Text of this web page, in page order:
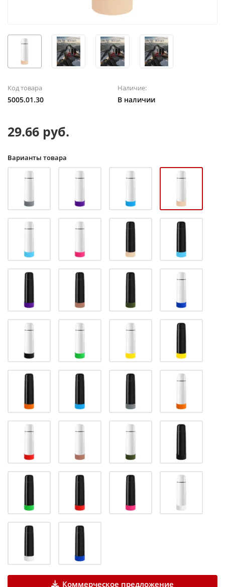
Код товара
5005.01.30
Наличие:
В наличии
29.66 руб.
Варианты товара
Коммерческое предложение